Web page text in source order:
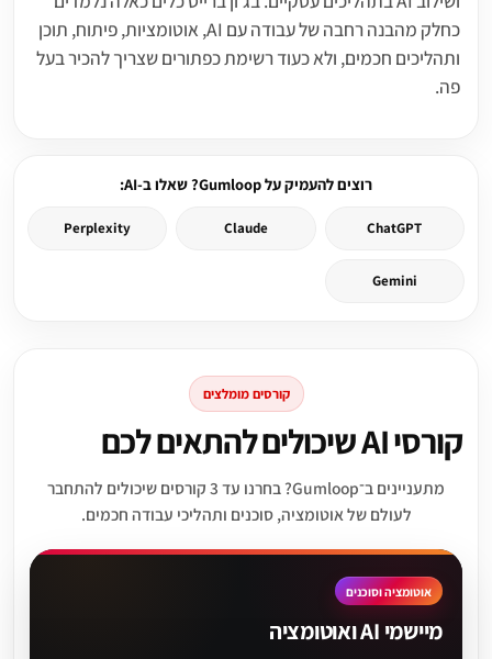
כחלק מהבנה רחבה של עבודה עם AI, אוטומציות, פיתוח, תוכן
ותהליכים חכמים, ולא כעוד רשימת כפתורים שצריך להכיר בעל
פה.
רוצים להעמיק על Gumloop? שאלו ב-AI:
ChatGPT
Claude
Perplexity
Gemini
קורסים מומלצים
קורסי AI שיכולים להתאים לכם
מתעניינים ב־Gumloop? בחרנו עד 3 קורסים שיכולים להתחבר
לעולם של אוטומציה, סוכנים ותהליכי עבודה חכמים.
אוטומציה וסוכנים
מיישמי AI ואוטומציה